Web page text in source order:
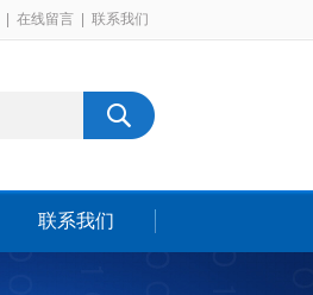
在线留言 联系我们
联系我们